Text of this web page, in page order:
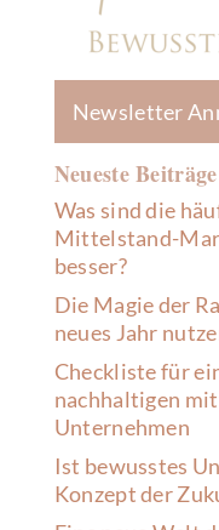
Newsletter
Neueste Beiträge
Was sind die
Mittelstand-
besser?
Die Magie der
neues Jahr
Checkliste für
nachhaltigen
Unternehmen
Ist bewusstes
Konzept der